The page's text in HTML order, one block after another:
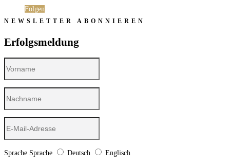
Folgen
NEWSLETTER ABONNIEREN
Erfolgsmeldung
Sprache Sprache Deutsch Englisch